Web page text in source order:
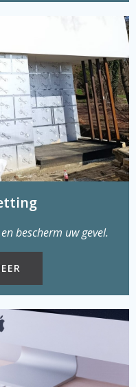
bescherm uw gevel.